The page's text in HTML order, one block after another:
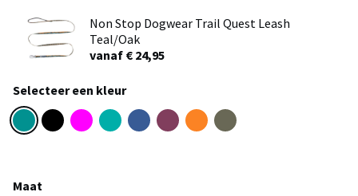
Non Stop Dogwear Trail Quest Leash
Teal/Oak
vanaf € 24,95
Selecteer een kleur
Maat